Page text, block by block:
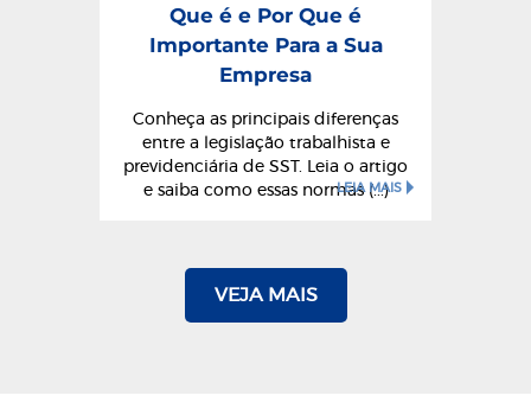
Que é e Por Que é
Importante Para a Sua
Empresa
Conheça as principais diferenças
entre a legislação trabalhista e
previdenciária de SST. Leia o artigo
e saiba como essas normas (...)
LEIA MAIS
VEJA MAIS